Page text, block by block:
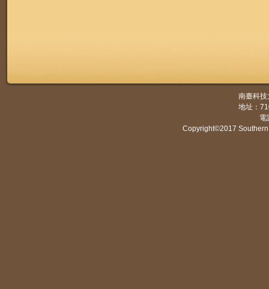
南臺科
地址：
電
Copyright©2017